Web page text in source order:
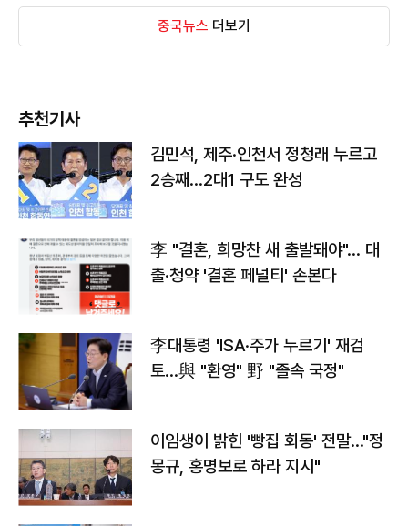
중국뉴스 더보기
추천기사
김민석, 제주·인천서 정청래 누르고
2승째…2대1 구도 완성
李 "결혼, 희망찬 새 출발돼야"… 대
출·청약 '결혼 페널티' 손본다
李대통령 'ISA·주가 누르기' 재검
토…與 "환영" 野 "졸속 국정"
이임생이 밝힌 '빵집 회동' 전말…"정
몽규, 홍명보로 하라 지시"